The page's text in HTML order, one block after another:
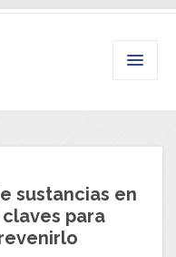
sustancias en
claves para